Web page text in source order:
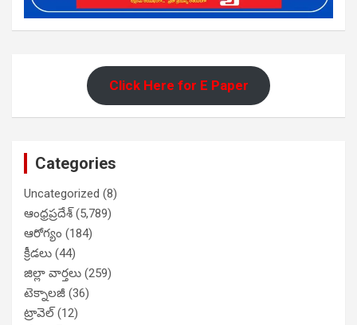
Click Here for E Paper
Categories
Uncategorized (8)
ఆంధ్రప్రదేశ్(5,789)
ఆరోగ్యం (184)
క్రీడలు (44)
జిల్లా వార్తలు (259)
టెక్నాలజీ (36)
ట్రావెల్(12)